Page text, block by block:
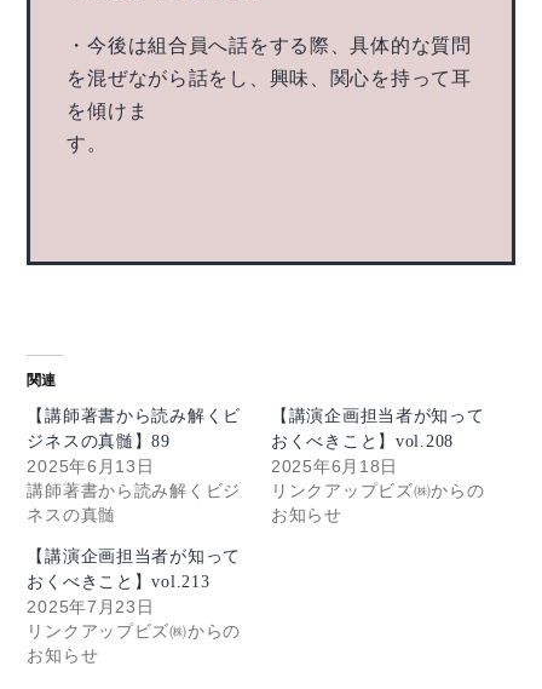
・今後は組合員へ話をする際、具体的な質問
を混ぜながら話をし、興味、関心を持って耳
を傾けま
す。
関連
【講師著書から読み解くビ
ジネスの真髄】89
2025年6月13日
講師著書から読み解くビジ
ネスの真髄
【講演企画担当者が知って
おくべきこと】vol.208
2025年6月18日
リンクアップビズ㈱からの
お知らせ
【講演企画担当者が知って
おくべきこと】vol.213
2025年7月23日
リンクアップビズ㈱からの
お知らせ